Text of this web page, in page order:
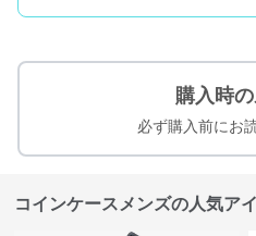
購入時
必ず購入前にお
コインケースメンズの人気ア